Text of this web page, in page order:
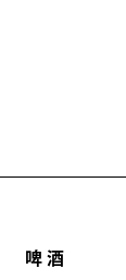
啤酒